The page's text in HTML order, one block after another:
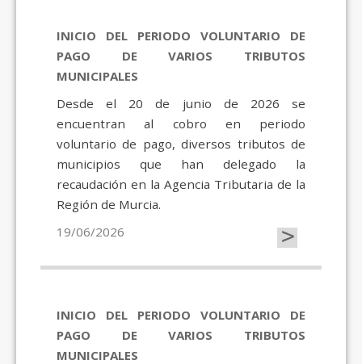
INICIO DEL PERIODO VOLUNTARIO DE
PAGO DE VARIOS TRIBUTOS
MUNICIPALES
Desde el 20 de junio de 2026 se
encuentran al cobro en periodo
voluntario de pago, diversos tributos de
municipios que han delegado la
recaudación en la Agencia Tributaria de la
Región de Murcia.
19/06/2026
>
INICIO DEL PERIODO VOLUNTARIO DE
PAGO DE VARIOS TRIBUTOS
MUNICIPALES